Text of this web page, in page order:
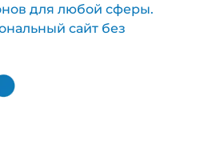
для любой сферы.
сайт без